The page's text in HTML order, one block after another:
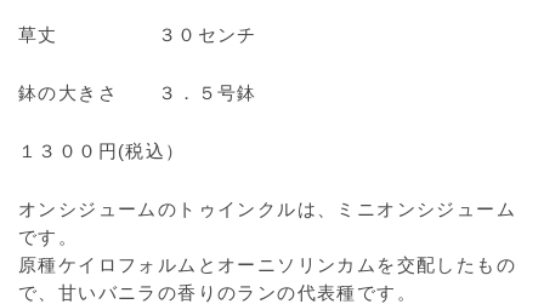
草丈 ３０センチ
鉢の大きさ ３．５号鉢
１３００円(税込）
オンシジュームのトゥインクルは、ミニオンシジューム
です。
原種ケイロフォルムとオーニソリンカムを交配したもの
で、甘いバニラの香りのランの代表種です。